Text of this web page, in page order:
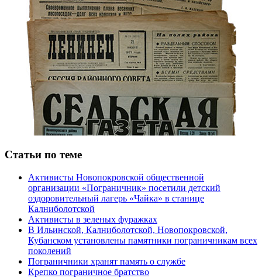
Статьи по теме
Активисты Новопокровской общественной
организации «Пограничник» посетили детский
оздоровительный лагерь «Чайка» в станице
Калниболотской
Активисты в зеленых фуражках
В Ильинской, Калниболотской, Новопокровской,
Кубанском установлены памятники пограничникам всех
поколений
Пограничники хранят память о службе
Крепко пограничное братство